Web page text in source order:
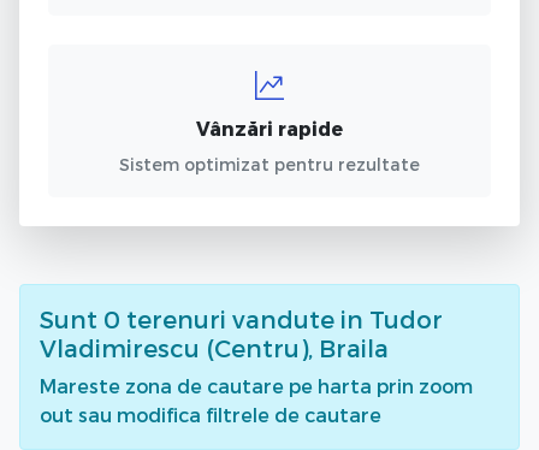
Vânzări rapide
Sistem optimizat pentru rezultate
Sunt 0 terenuri vandute in Tudor
Vladimirescu (Centru), Braila
Mareste zona de cautare pe harta prin zoom
out sau modifica filtrele de cautare